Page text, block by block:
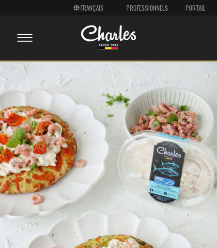
PROFESSIONNELS PORTAIL